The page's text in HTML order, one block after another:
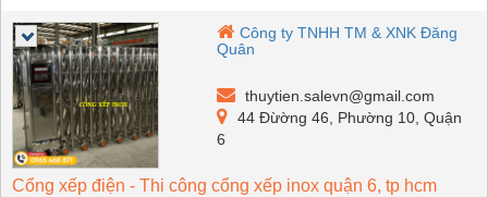
Công ty TNHH TM & XNK Đăng
Quân
thuytien.salevn@gmail.com
44 Đừờng 46, Phường 10, Quận
6
Cổng xếp điện - Thi công cổng xếp inox quận 6, tp hcm